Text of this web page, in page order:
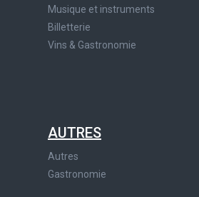
Musique et instruments
Billetterie
Vins & Gastronomie
AUTRES
Autres
Gastronomie